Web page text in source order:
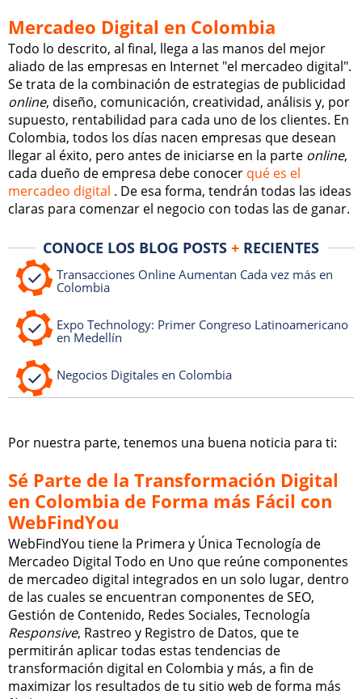
Mercadeo Digital en Colombia
Todo lo descrito, al final, llega a las manos del mejor
aliado de las empresas en Internet "el mercadeo digital".
Se trata de la combinación de estrategias de publicidad
online, diseño, comunicación, creatividad, análisis y, por
supuesto, rentabilidad para cada uno de los clientes. En
Colombia, todos los días nacen empresas que desean
llegar al éxito, pero antes de iniciarse en la parte online,
cada dueño de empresa debe conocer qué es el
mercadeo digital . De esa forma, tendrán todas las ideas
claras para comenzar el negocio con todas las de ganar.
CONOCE LOS BLOG POSTS +RECIENTES
Transacciones Online Aumentan Cada vez más en
Colombia
Expo Technology: Primer Congreso Latinoamericano
en Medellín
Negocios Digitales en Colombia
Por nuestra parte, tenemos una buena noticia para ti:
Sé Parte de la Transformación Digital
en Colombia de Forma más Fácil con
WebFindYou
WebFindYou tiene la Primera y Única Tecnología de
Mercadeo Digital Todo en Uno que reúne componentes
de mercadeo digital integrados en un solo lugar, dentro
de las cuales se encuentran componentes de SEO,
Gestión de Contenido, Redes Sociales, Tecnología
Responsive, Rastreo y Registro de Datos, que te
permitirán aplicar todas estas tendencias de
transformación digital en Colombia y más, a fin de
maximizar los resultados de tu sitio web de forma más